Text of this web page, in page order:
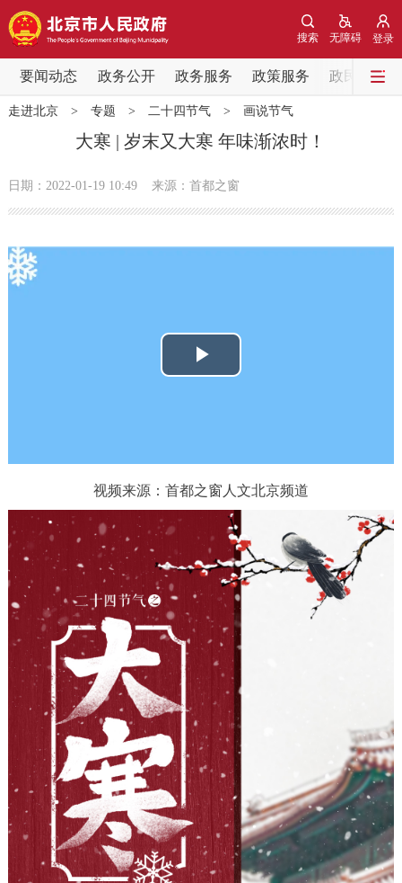
登录
无障碍
搜索
要闻动态 政务公开 政务服务 政策服务 政民互动
要闻动态
党中央精神 国务院信息 中央部委动态
政务公开
个人服务 法人服务 部门服务
便民服务 利企服务 投资项目
中介服务 阳光政务
政民互动
12345网上接诉即办 我要咨询
参与调查 在线访谈 图说互动
走进北京
北京概况 十六区概览 人文北京
走进北京> 专题 > 二十四节气> 画说节气
大寒 | 岁末又大寒 年味渐浓时！
日期：2022-01-19 10:49 来源：首都之窗
播
视
频
视频来源：首都之窗人文北京频道